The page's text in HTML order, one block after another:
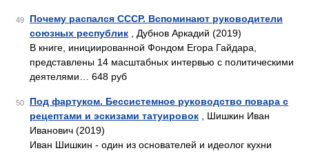
49
Почему распался СССР. Вспоминают руководители
союзных республик , Дубнов Аркадий (2019)
В книге, инициированной Фондом Егора Гайдара,
представлены 14 масштабных интервью с политическими
деятелями… 648 руб
50
Под фартуком. Бессистемное руководство повара с
рецептами и эскизами татуировок , Шишкин Иван
Иванович (2019)
Иван Шишкин - один из основателей и идеолог кухни